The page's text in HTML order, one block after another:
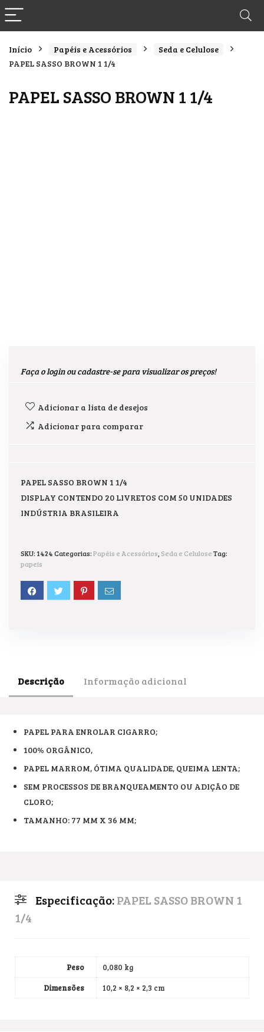
Início Papéis e Acessórios
Seda e Celulose
PAPEL SASSO BROWN 1 1/4
PAPEL SASSO BROWN 1 1/4
Faça o login ou cadastre-se para visualizar os preços!
Adicionar a lista de desejos
Adicionar para comparar
PAPEL SASSO BROWN 1 1/4
DISPLAY CONTENDO 20 LIVRETOS COM 50 UNIDADES
INDÚSTRIA BRASILEIRA
SKU: 1424Categorias:Papéis e Acessórios Seda e CeluloseTag:
papeis
Descrição Informação adicional
PAPEL PARA ENROLAR CIGARRO;
100% ORGÂNICO,
PAPEL MARROM, ÓTIMA QUALIDADE, QUEIMA LENTA;
SEM PROCESSOS DE BRANQUEAMENTO OU ADIÇÃO DE
CLORO;
TAMANHO: 77 MM X 36 MM;
Especificação:PAPEL SASSO BROWN 1
1/4
Peso
0,080 kg
Dimensões
10,2 × 8,2 × 2,3 cm